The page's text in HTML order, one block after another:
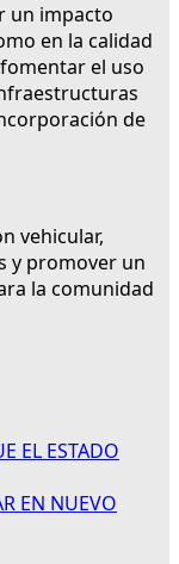
un impacto
en la calidad
el uso
de
vehicular,
y promover un
la comunidad
EL ESTADO
EN NUEVO